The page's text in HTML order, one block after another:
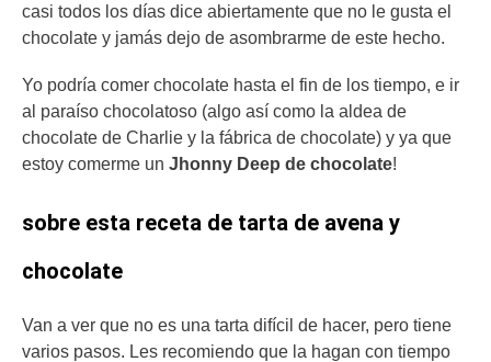
casi todos los días dice abiertamente que no le gusta el
chocolate y jamás dejo de asombrarme de este hecho.
Yo podría comer chocolate hasta el fin de los tiempo, e ir
al paraíso chocolatoso (algo así como la aldea de
chocolate de Charlie y la fábrica de chocolate) y ya que
estoy comerme un Jhonny Deep de chocolate!
sobre esta receta de tarta de avena y
chocolate
Van a ver que no es una tarta difícil de hacer, pero tiene
varios pasos. Les recomiendo que la hagan con tiempo